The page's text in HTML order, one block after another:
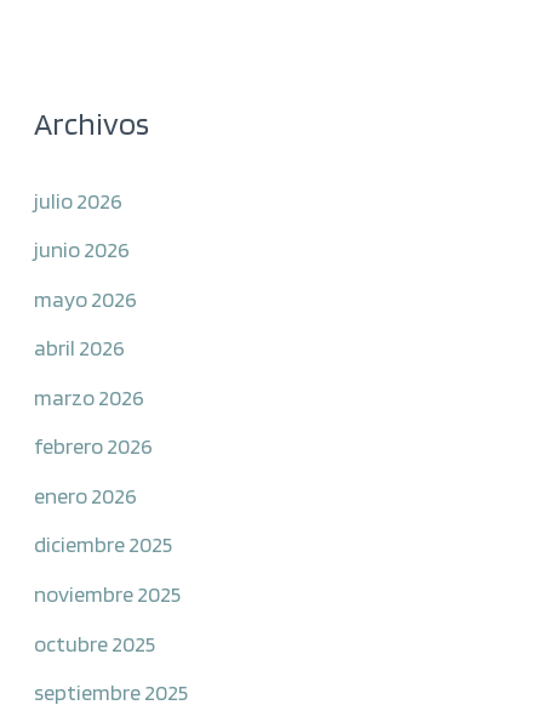
Archivos
julio 2026
junio 2026
mayo 2026
abril 2026
marzo 2026
febrero 2026
enero 2026
diciembre 2025
noviembre 2025
octubre 2025
septiembre 2025